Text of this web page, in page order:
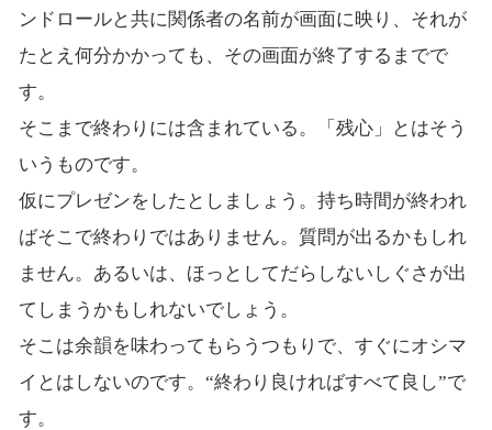
ンドロールと共に関係者の名前が画面に映り、それが
たとえ何分かかっても、その画面が終了するまでで
す。
そこまで終わりには含まれている。「残心」とはそう
いうものです。
仮にプレゼンをしたとしましょう。持ち時間が終われ
ばそこで終わりではありません。質問が出るかもしれ
ません。あるいは、ほっとしてだらしないしぐさが出
てしまうかもしれないでしょう。
そこは余韻を味わってもらうつもりで、すぐにオシマ
イとはしないのです。“終わり良ければすべて良し”で
す。